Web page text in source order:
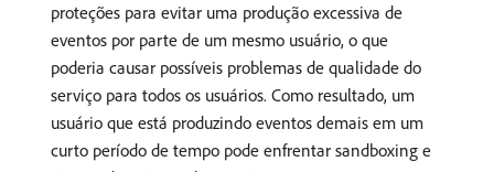
proteções para evitar uma produção excessiva de
eventos por parte de um mesmo usuário, o que
poderia causar possíveis problemas de qualidade do
serviço para todos os usuários. Como resultado, um
usuário que está produzindo eventos demais em um
curto período de tempo pode enfrentar sandboxing e